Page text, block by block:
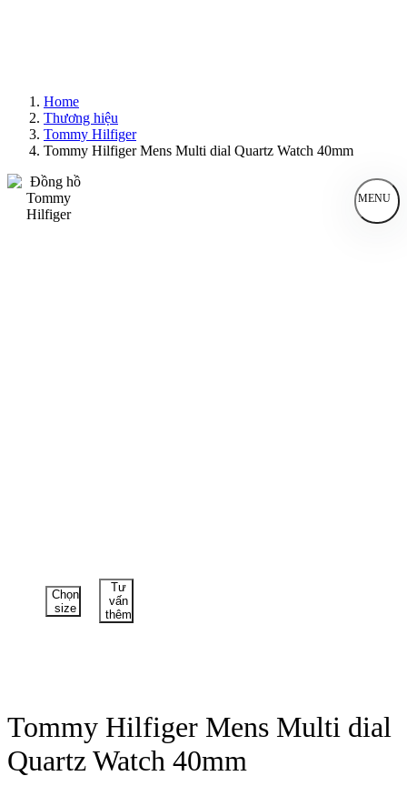
Home
Thương hiệu
Tommy Hilfiger
Tommy Hilfiger Mens Multi dial Quartz Watch 40mm
MENU
Chọn
size
Tư
vấn
thêm
Tommy Hilfiger Mens Multi dial
Quartz Watch 40mm